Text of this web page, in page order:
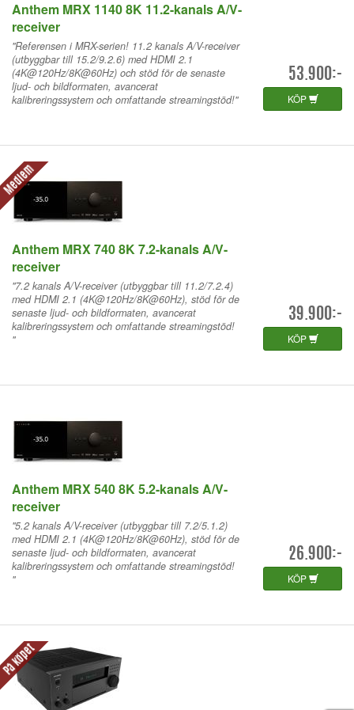
Anthem MRX 1140 8K 11.2-kanals A/V-
receiver
53.900:-
KÖP
"Referensen i MRX-serien! 11.2 kanals A/V-receiver
(utbyggbar till 15.2/9.2.6) med HDMI 2.1
(4K@120Hz/8K@60Hz) och stöd för de senaste
ljud- och bildformaten, avancerat
kalibreringssystem och omfattande streamingstöd!"
Medlem
Anthem MRX 740 8K 7.2-kanals A/V-
receiver
39.900:-
KÖP
"7.2 kanals A/V-receiver (utbyggbar till 11.2/7.2.4)
med HDMI 2.1 (4K@120Hz/8K@60Hz), stöd för de
senaste ljud- och bildformaten, avancerat
kalibreringssystem och omfattande streamingstöd!
"
Anthem MRX 540 8K 5.2-kanals A/V-
receiver
26.900:-
KÖP
"5.2 kanals A/V-receiver (utbyggbar till 7.2/5.1.2)
med HDMI 2.1 (4K@120Hz/8K@60Hz), stöd för de
senaste ljud- och bildformaten, avancerat
kalibreringssystem och omfattande streamingstöd!
"
På köpet